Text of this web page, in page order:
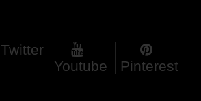
Twitter
Youtube
Pinterest